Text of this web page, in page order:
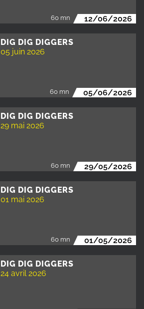
60 mn 12/06/2026
DIG DIG DIGGERS
05 juin 2026
60 mn 05/06/2026
DIG DIG DIGGERS
29 mai 2026
60 mn 29/05/2026
DIG DIG DIGGERS
01 mai 2026
60 mn 01/05/2026
DIG DIG DIGGERS
24 avril 2026